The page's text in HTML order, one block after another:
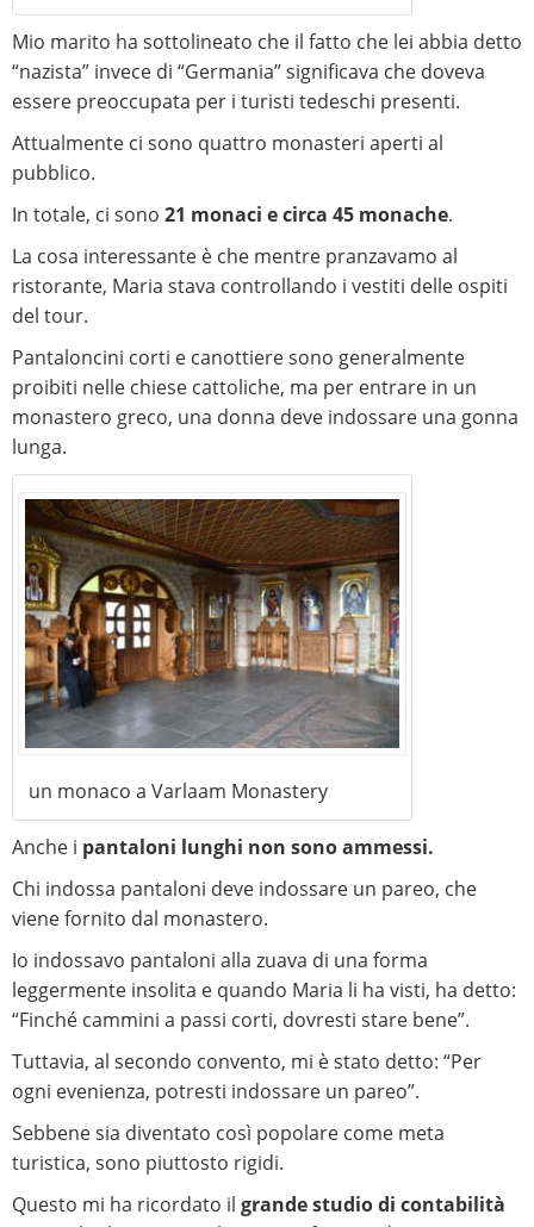
Mio marito ha sottolineato che il fatto che lei abbia detto
“nazista” invece di “Germania” significava che doveva
essere preoccupata per i turisti tedeschi presenti.
Attualmente ci sono quattro monasteri aperti al
pubblico.
In totale, ci sono 21 monaci e circa 45 monache.
La cosa interessante è che mentre pranzavamo al
ristorante, Maria stava controllando i vestiti delle ospiti
del tour.
Pantaloncini corti e canottiere sono generalmente
proibiti nelle chiese cattoliche, ma per entrare in un
monastero greco, una donna deve indossare una gonna
lunga.
un monaco a Varlaam Monastery
Anche i pantaloni lunghi non sono ammessi.
Chi indossa pantaloni deve indossare un pareo, che
viene fornito dal monastero.
Io indossavo pantaloni alla zuava di una forma
leggermente insolita e quando Maria li ha visti, ha detto:
“Finché cammini a passi corti, dovresti stare bene”.
Tuttavia, al secondo convento, mi è stato detto: “Per
ogni evenienza, potresti indossare un pareo”.
Sebbene sia diventato così popolare come meta
turistica, sono piuttosto rigidi.
Questo mi ha ricordato il grande studio di contabilità